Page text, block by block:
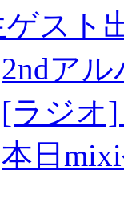
ゲスト
2ndア
[ラジオ
本日